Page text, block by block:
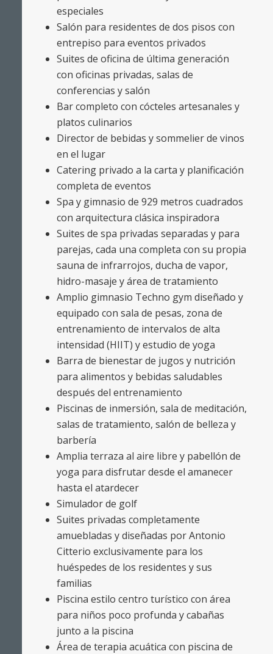
especiales
Salón para residentes de dos pisos con
entrepiso para eventos privados
Suites de oficina de última generación
con oficinas privadas, salas de
conferencias y salón
Bar completo con cócteles artesanales y
platos culinarios
Director de bebidas y sommelier de vinos
en el lugar
Catering privado a la carta y planificación
completa de eventos
Spa y gimnasio de 929 metros cuadrados
con arquitectura clásica inspiradora
Suites de spa privadas separadas y para
parejas, cada una completa con su propia
sauna de infrarrojos, ducha de vapor,
hidro-masaje y área de tratamiento
Amplio gimnasio Techno gym diseñado y
equipado con sala de pesas, zona de
entrenamiento de intervalos de alta
intensidad (HIIT) y estudio de yoga
Barra de bienestar de jugos y nutrición
para alimentos y bebidas saludables
después del entrenamiento
Piscinas de inmersión, sala de meditación,
salas de tratamiento, salón de belleza y
barbería
Amplia terraza al aire libre y pabellón de
yoga para disfrutar desde el amanecer
hasta el atardecer
Simulador de golf
Suites privadas completamente
amuebladas y diseñadas por Antonio
Citterio exclusivamente para los
huéspedes de los residentes y sus
familias
Piscina estilo centro turístico con área
para niños poco profunda y cabañas
junto a la piscina
Área de terapia acuática con piscina de